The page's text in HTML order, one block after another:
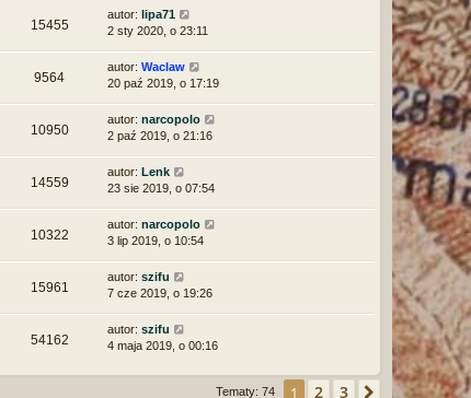
15455
autor: lipa71
2 sty 2020, o 23:11
9564
autor: Waclaw
20 paź 2019, o 17:19
10950
autor: narcopolo
2 paź 2019, o 21:16
14559
autor: Lenk
23 sie 2019, o 07:54
10322
autor: narcopolo
3 lip 2019, o 10:54
15961
autor: szifu
7 cze 2019, o 19:26
54162
autor: szifu
4 maja 2019, o 00:16
Tematy: 74 1 2 3 Następna